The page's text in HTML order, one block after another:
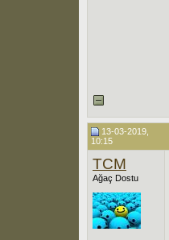
13-03-2019,
10:15
TCM
Ağaç Dostu